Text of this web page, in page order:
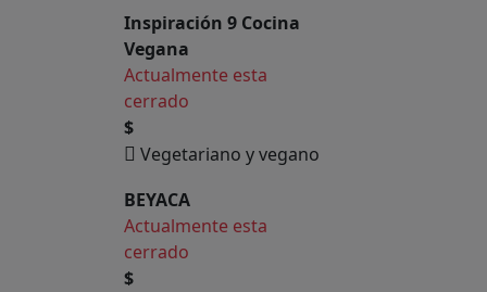
Inspiración 9 Cocina
Vegana
Actualmente esta
cerrado
$
Vegetariano y vegano
BEYACA
Actualmente esta
cerrado
$